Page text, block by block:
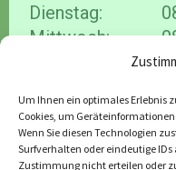
Um Ihnen ein optimales Erlebnis
Cookies, um
Wenn Sie diesen Technologien
Surfverhalten oder eindeutige IDs
Zustimmung nicht erteilen oder
Dienstag:
Mittwoch: